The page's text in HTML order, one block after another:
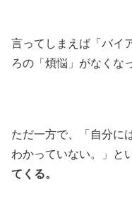
言ってしまえば「バイ
ろの「煩悩」がなくな
ただ一方で、「自分に
わかっていない。」と
てくる。